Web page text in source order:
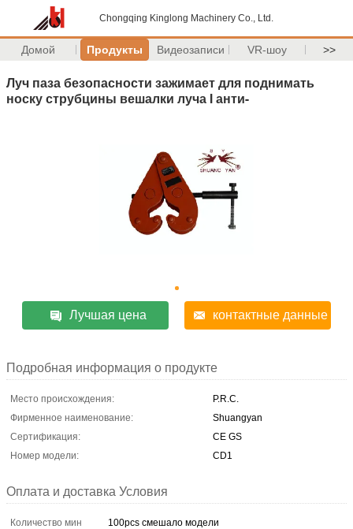
Chongqing Kinglong Machinery Co., Ltd.
Домой Продукты Видеозаписи VR-шоу >>
Луч паза безопасности зажимает для поднимать
носку струбцины вешалки луча I анти-
Лучшая цена контактные данные
Подробная информация о продукте
Место происхождения:
P.R.C.
Фирменное наименование:
Shuangyan
Сертификация:
CE GS
Номер модели:
CD1
Оплата и доставка Условия
Количество мин
100pcs смешало модели